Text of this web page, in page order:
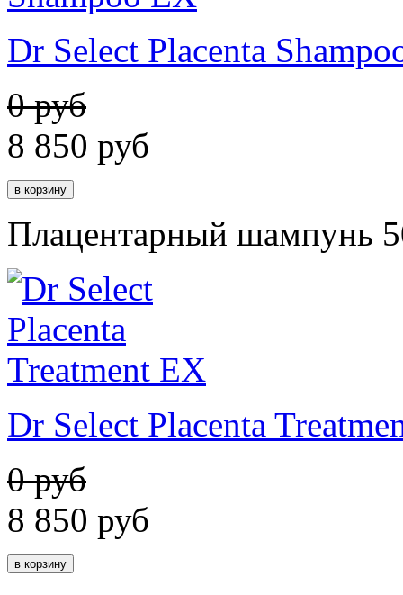
Dr Select Placenta
0 руб
8 850 руб
Плацентарный шампунь
Dr Select Placenta
0 руб
8 850 руб